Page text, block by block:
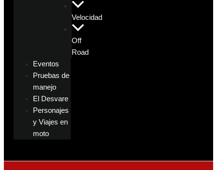
Velocidad
Off
Road
Eventos
Pruebas de
manejo
El Desvare
Personajes
y Viajes en
moto